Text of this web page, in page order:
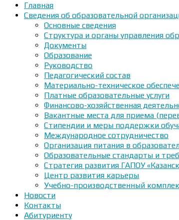
Главная
Сведения об образовательной
Основные сведения
Структура и органы управления
Документы
Образование
Руководство
Педагогический состав
Материально-техническое
Платные образовательные услуги
Финансово-хозяйственная
Вакантные места для приема
Стипендии и меры поддержки
Международное сотрудничество
Организация питания в
Образовательные стандарты и
Стратегия развития ГАПОУ
Центр развития карьеры
Учебно-производственный
Новости
Контакты
Абитуриенту